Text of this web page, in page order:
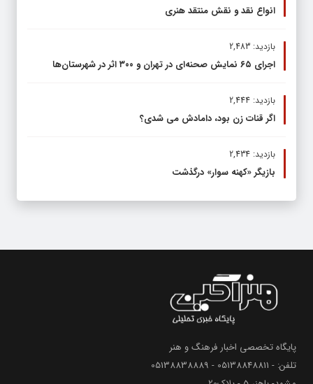
انواع نقد و نقش منتقد هنری
بازدید: 2,483
اجرای ۶۵ نمایش صحنه‌ای در تهران و ۳۰۰ اثر در شهرستان‌ها
بازدید: 2,444
اگر قنات زن بود، دامادش می شدی؟
بازدید: 2,434
بازیگر «کهنه سوار» درگذشت
پایگاه تخصصی اخبار فرهنگ و هنر
تلفن: - 05138848811 - 05138838889